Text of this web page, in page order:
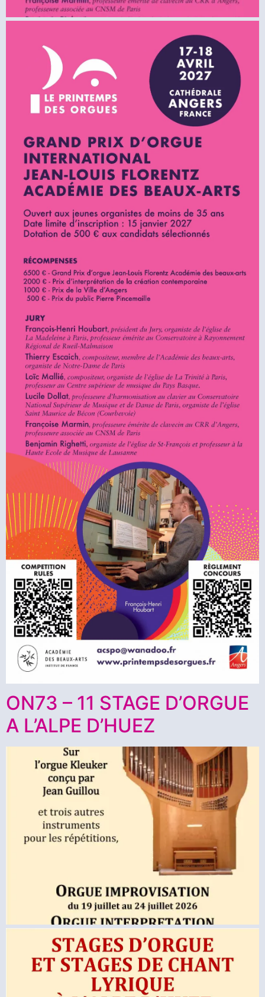
ON73 – 11 STAGE D’ORGUE
A L’ALPE D’HUEZ